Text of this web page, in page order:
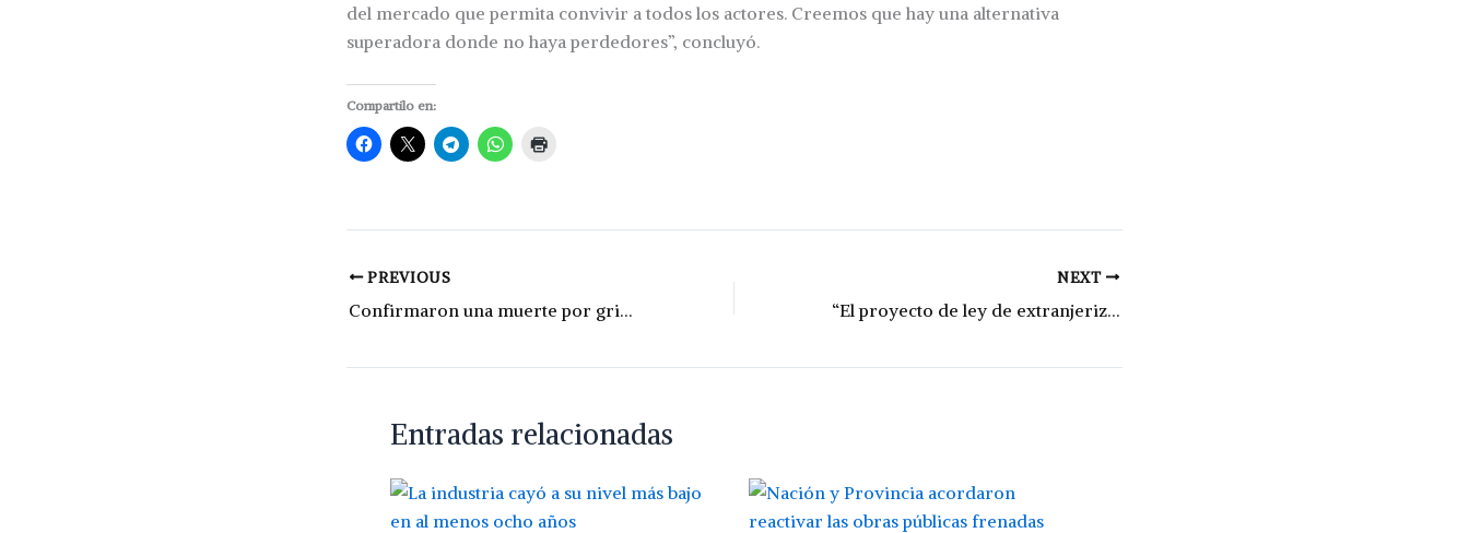
del mercado que permita convivir a todos los actores. Creemos que hay una alternativa
superadora donde no haya perdedores”, concluyó.
Compartilo en:
PREVIOUS
Confirmaron una muerte por gripe A y crece la alarma por psitacosis
NEXT
“El proyecto de ley de extranjerización de tierras es un nuevo estatuto legal del coloniaje”
Entradas relacionadas